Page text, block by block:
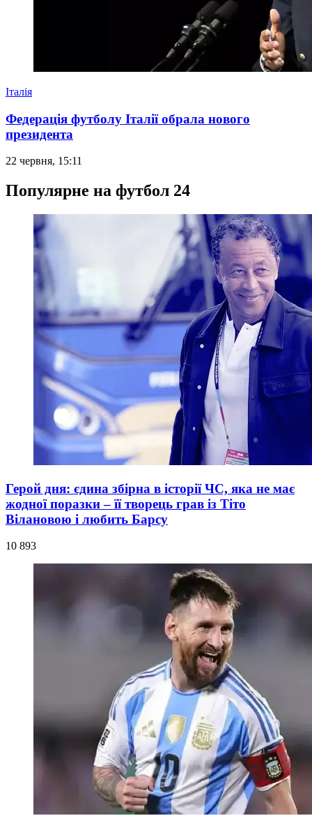
Італія
Федерація футболу Італії обрала нового
президента
22 червня, 15:11
Популярне на футбол 24
Герой дня: єдина збірна в історії ЧС, яка не має
жодної поразки – її творець грав із Тіто
Вілановою і любить Барсу
10 893